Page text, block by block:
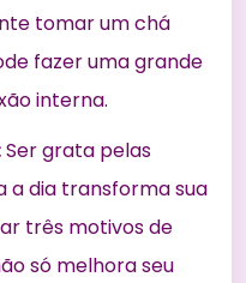
tomar um chá
fazer uma grande
interna.
Ser grata pelas
a dia transforma sua
três motivos de
só melhora seu